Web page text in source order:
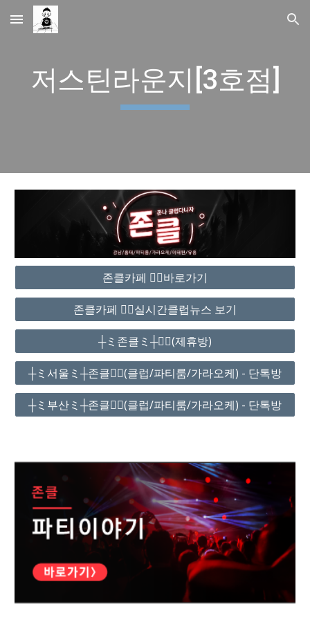
Skip to main content Skip to navigation
저스틴라운지[3호점]
존클카페 ❤️‍🔥바로가기
존클카페 ❤️‍🔥실시간클럽뉴스 보기
┼ミ존클ミ┼❤️‍🔥(제휴방)
┼ミ서울ミ┼존클❤️‍🔥(클럽/파티룸/가라오케) - 단톡방
┼ミ부산ミ┼존클❤️‍🔥(클럽/파티룸/가라오케) - 단톡방